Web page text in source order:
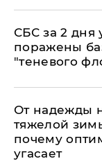
СБС за 2 дня
поражены
"теневого
От надежды
тяжелой
почему
угасает